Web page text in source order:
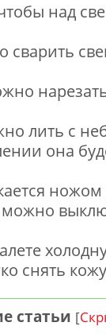
над
лить с
она
снять
статьи [